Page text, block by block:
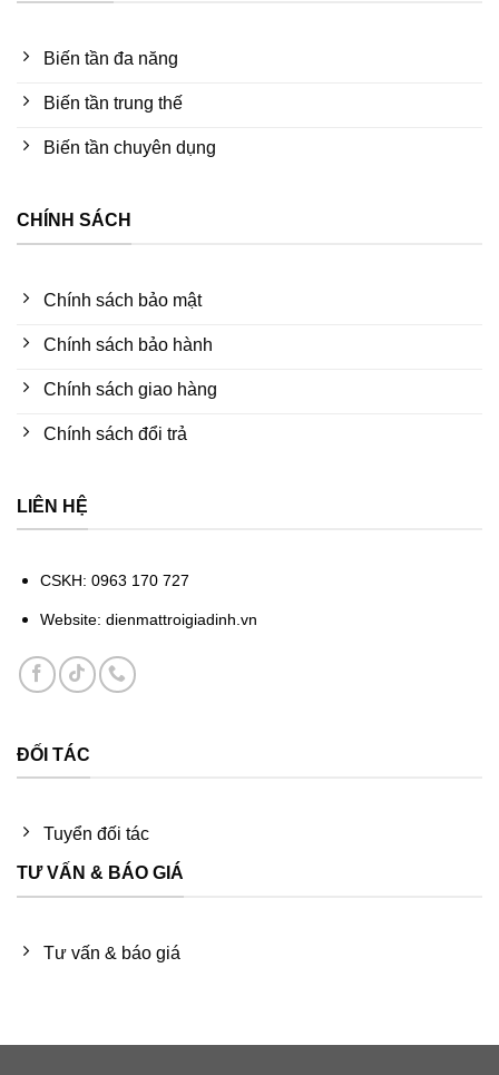
Biến tần đa năng
Biến tần trung thế
Biến tần chuyên dụng
CHÍNH SÁCH
Chính sách bảo mật
Chính sách bảo hành
Chính sách giao hàng
Chính sách đổi trả
LIÊN HỆ
CSKH: 0963 170 727
Website: dienmattroigiadinh.vn
ĐỐI TÁC
Tuyển đối tác
TƯ VẤN & BÁO GIÁ
Tư vấn & báo giá